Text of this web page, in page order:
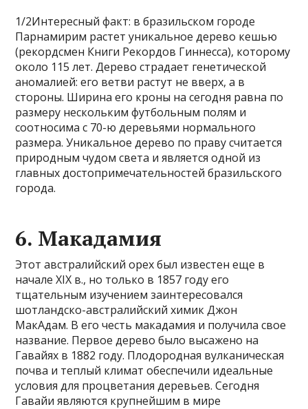
1/2Интересный факт: в бразильском городе
Парнамирим растет уникальное дерево кешью
(рекордсмен Книги Рекордов Гиннесса), которому
около 115 лет. Дерево страдает генетической
аномалией: его ветви растут не вверх, а в
стороны. Ширина его кроны на сегодня равна по
размеру нескольким футбольным полям и
соотносима с 70-ю деревьями нормального
размера. Уникальное дерево по праву считается
природным чудом света и является одной из
главных достопримечательностей бразильского
города.
6. Макадамия
Этот австралийский орех был известен еще в
начале XIX в., но только в 1857 году его
тщательным изучением заинтересовался
шотландско-австралийский химик Джон
МакАдам. В его честь макадамия и получила свое
название. Первое дерево было высажено на
Гавайях в 1882 году. Плодородная вулканическая
почва и теплый климат обеспечили идеальные
условия для процветания деревьев. Сегодня
Гавайи являются крупнейшим в мире